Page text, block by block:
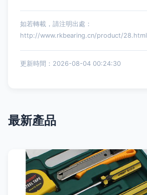
如若轉載，請注明出處：
http://www.rkbearing.cn/product/28.html
更新時間：2026-08-04 00:24:30
最新產品